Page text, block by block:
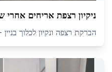
ניקיון רצפת אריחים אחרי
הברקת רצפה ונקיון לכלוך